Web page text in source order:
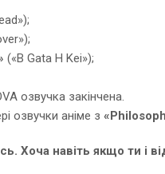
(«B Gata H Kei»);
озвучка закінчена.
озвучки аніме з
Хоча навіть якщо ти